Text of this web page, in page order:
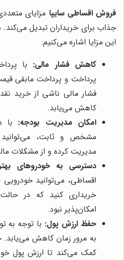
فروش اقساطی سایپا مزایای
جذاب برای خریداران تبدیل می‌کند.
این مزایا اشاره می‌کنیم:
کاهش فشار مالی: با
پرداخت و پرداخت مابقی
فشار مالی ناشی از خرید
کاهش می‌یابد.
امکان مدیریت بودجه: با
مشخص و ثابت،
مدیریت کرده و از مشکلات
دسترسی به خودروهای
اقساطی، می‌توانید خودرویی
خریداری کنید که در
امکان‌پذیر نبود.
حفظ ارزش پول: با توجه به
به مرور زمان کاهش
کمک می‌کند تا ارزش پول